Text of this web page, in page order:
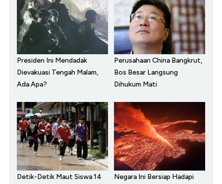
Presiden Ini Mendadak
Dievakuasi Tengah Malam,
Ada Apa?
Perusahaan China Bangkrut,
Bos Besar Langsung
Dihukum Mati
Detik-Detik Maut Siswa 14
Negara Ini Bersiap Hadapi